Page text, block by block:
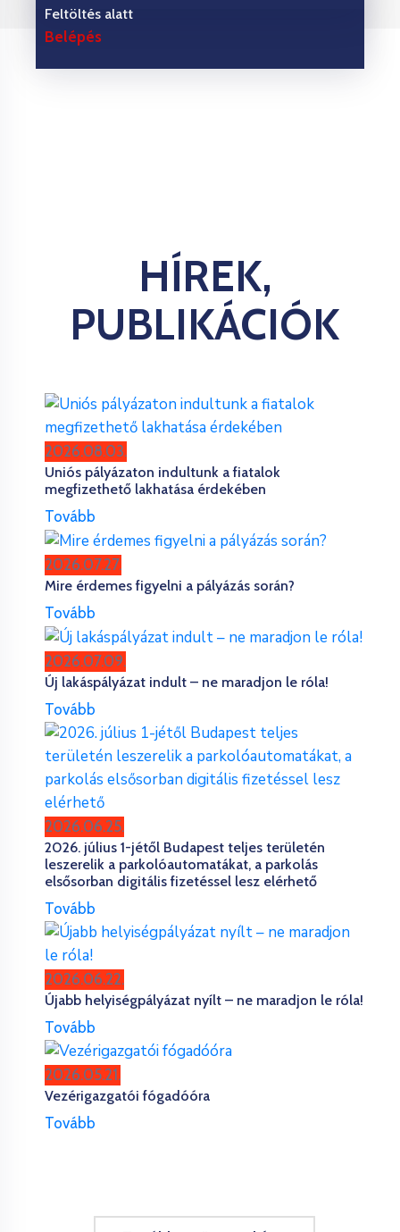
Belépés
Feltöltés alatt
Belépés
HÍREK,
PUBLIKÁCIÓK
2026.08.03.
Uniós pályázaton indultunk a fiatalok
megfizethető lakhatása érdekében
Tovább
2026.07.27.
Mire érdemes figyelni a pályázás során?
Tovább
2026.07.09.
Új lakáspályázat indult – ne maradjon le róla!
Tovább
2026.06.25.
2026. július 1-jétől Budapest teljes területén
leszerelik a parkolóautomatákat, a parkolás
elsősorban digitális fizetéssel lesz elérhető
Tovább
2026.06.22.
Újabb helyiségpályázat nyílt – ne maradjon le róla!
Tovább
2026.05.21.
Vezérigazgatói fógadóóra
Tovább